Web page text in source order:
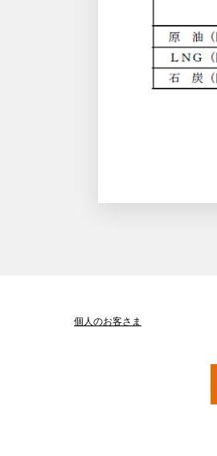
個人のお客さま